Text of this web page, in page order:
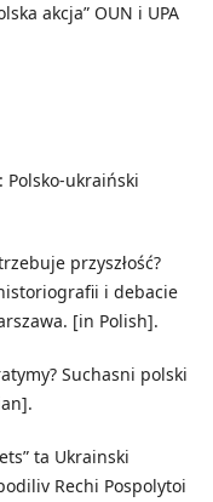
akcja” OUN i UPA
Polsko-ukraiński
przyszłość?
i debacie
[in Polish].
Suchasni polski
ta Ukrainski
Rechi Pospolytoi